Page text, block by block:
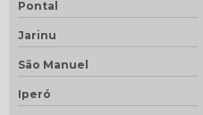
Pontal
Jarinu
São Manuel
Iperó